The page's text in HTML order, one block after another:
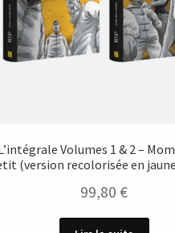
Volumes 1 & 2 –
(version recolorisée en
99,80 €